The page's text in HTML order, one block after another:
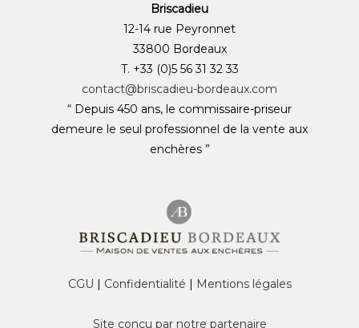
Briscadieu
12-14 rue Peyronnet
33800 Bordeaux
T. +33 (0)5 56 31 32 33
contact@briscadieu-bordeaux.com
“ Depuis 450 ans, le commissaire-priseur
demeure le seul professionnel de la vente aux
enchères ”
CGU | Confidentialité | Mentions légales
Site conçu par notre partenaire